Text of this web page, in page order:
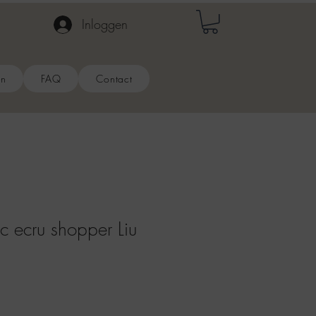
Inloggen
FAQ Contact
ecru shopper Liu